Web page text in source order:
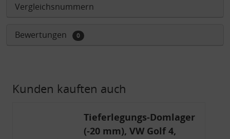
Vergleichsnummern
Bewertungen 0
Kunden kauften auch
Tieferlegungs-Domlager
(-20 mm), VW Golf 4,